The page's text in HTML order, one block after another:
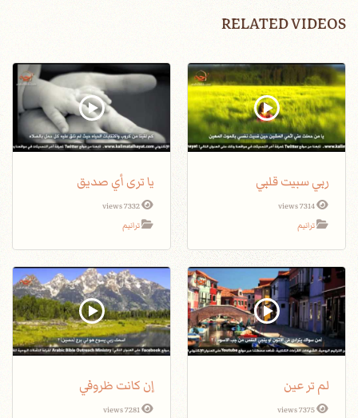
RELATED VIDEOS
ربي سبيت قلبي
7314 views
ترانيم
يا ترى أي صديق
7332 views
ترانيم
لم تر عين
7375 views
إن كانت ظروفي
7281 views